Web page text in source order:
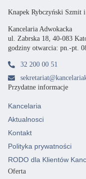
Knapek Rybczyński Szmit
Kancelaria Adwokacka
ul. Zabrska 18, 40-083
godziny otwarcia: pn.-pt.
32 200 00 51
Przydatne informacje
Kancelaria
Aktualnosci
Kontakt
Polityka prywatności
RODO dla Klientów
Oferta